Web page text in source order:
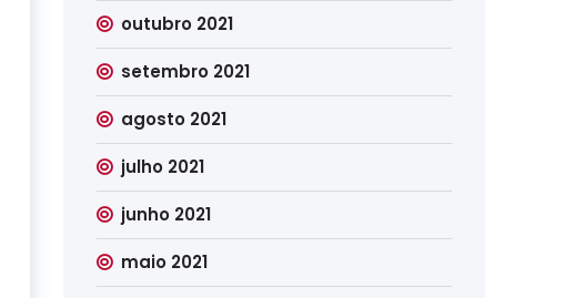
outubro 2021
setembro 2021
agosto 2021
julho 2021
junho 2021
maio 2021